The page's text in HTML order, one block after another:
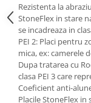
Rezistenta la
StoneFlex in stare
se incadreaza in
PEI 2: Placi pentru
mica, ex: camerele
Dupa tratarea cu
clasa PEI 3 care
Coeficient anti-
Placile StoneFlex